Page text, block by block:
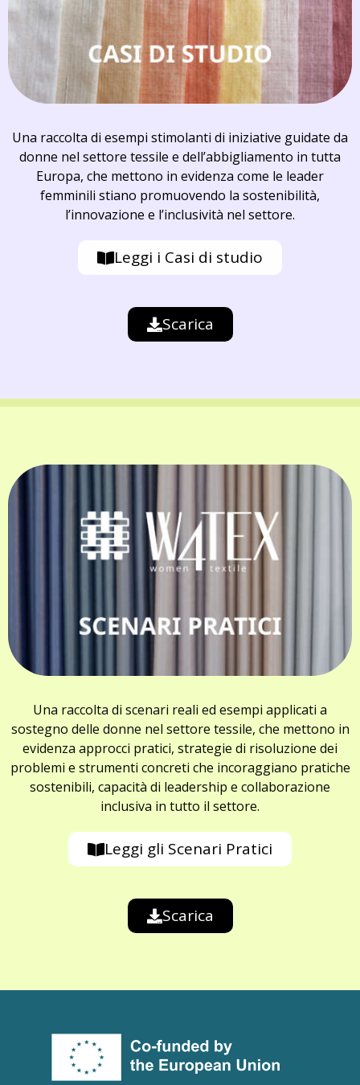
Una raccolta di esempi stimolanti di iniziative guidate da
donne nel settore tessile e dell’abbigliamento in tutta
Europa, che mettono in evidenza come le leader
femminili stiano promuovendo la sostenibilità,
l’innovazione e l’inclusività nel settore.
Leggi i Casi di studio
Scarica
Una raccolta di scenari reali ed esempi applicati a
sostegno delle donne nel settore tessile, che mettono in
evidenza approcci pratici, strategie di risoluzione dei
problemi e strumenti concreti che incoraggiano pratiche
sostenibili, capacità di leadership e collaborazione
inclusiva in tutto il settore.
Leggi gli Scenari Pratici
Scarica